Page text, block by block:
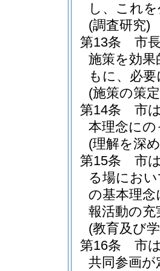
し、これ
(調査研究)
第13条
市
施策を効
もに、必
(施策の策
第14条
市
本理念に
(理解を深
第15条
市
る場にお
の基本理
報活動の
(教育及び
第16条
市
共同参画